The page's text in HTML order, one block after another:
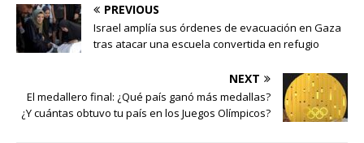
PREVIOUS
Israel amplía sus órdenes de evacuación en Gaza
tras atacar una escuela convertida en refugio
NEXT
El medallero final: ¿Qué país ganó más medallas?
¿Y cuántas obtuvo tu país en los Juegos Olímpicos?